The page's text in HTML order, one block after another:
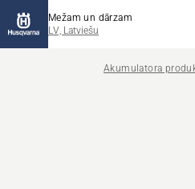
Mežam un dārzam
LV, Latviešu
Akumulatora